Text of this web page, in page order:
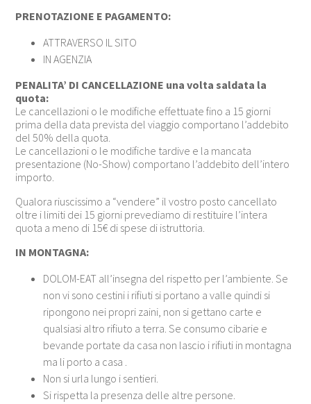
PRENOTAZIONE E PAGAMENTO:
ATTRAVERSO IL SITO
IN AGENZIA
PENALITA’ DI CANCELLAZIONE una volta saldata la
quota:
Le cancellazioni o le modifiche effettuate fino a 15 giorni
prima della data prevista del viaggio comportano l’addebito
del 50% della quota.
Le cancellazioni o le modifiche tardive e la mancata
presentazione (No-Show) comportano l’addebito dell’intero
importo.
Qualora riuscissimo a “vendere” il vostro posto cancellato
oltre i limiti dei 15 giorni prevediamo di restituire l’intera
quota a meno di 15€ di spese di istruttoria.
IN MONTAGNA:
DOLOM-EAT all’insegna del rispetto per l’ambiente. Se
non vi sono cestini i rifiuti si portano a valle quindi si
ripongono nei propri zaini, non si gettano carte e
qualsiasi altro rifiuto a terra. Se consumo cibarie e
bevande portate da casa non lascio i rifiuti in montagna
ma li porto a casa .
Non si urla lungo i sentieri.
Si rispetta la presenza delle altre persone.